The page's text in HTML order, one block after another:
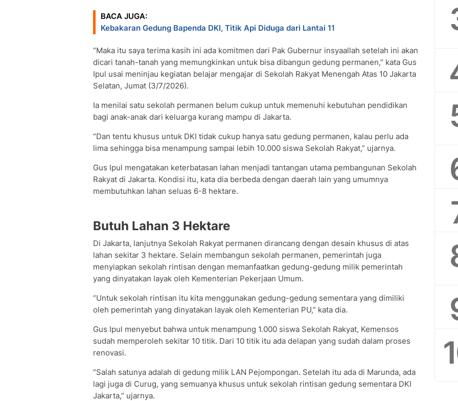
BACA JUGA:
Kebakaran Gedung Bapenda DKI, Titik Api Diduga dari Lantai 11
“Maka itu saya terima kasih ini ada komitmen dari Pak Gubernur insyaallah setelah ini akan
dicari tanah-tanah yang memungkinkan untuk bisa dibangun gedung permanen,” kata Gus
Ipul usai meninjau kegiatan belajar mengajar di Sekolah Rakyat Menengah Atas 10 Jakarta
Selatan, Jumat (3/7/2026).
Ia menilai satu sekolah permanen belum cukup untuk memenuhi kebutuhan pendidikan
bagi anak-anak dari keluarga kurang mampu di Jakarta.
“Dan tentu khusus untuk DKI tidak cukup hanya satu gedung permanen, kalau perlu ada
lima sehingga bisa menampung sampai lebih 10.000 siswa Sekolah Rakyat,” ujarnya.
Gus Ipul mengatakan keterbatasan lahan menjadi tantangan utama pembangunan Sekolah
Rakyat di Jakarta. Kondisi itu, kata dia berbeda dengan daerah lain yang umumnya
membutuhkan lahan seluas 6-8 hektare.
Butuh Lahan 3 Hektare
Di Jakarta, lanjutnya Sekolah Rakyat permanen dirancang dengan desain khusus di atas
lahan sekitar 3 hektare. Selain membangun sekolah permanen, pemerintah juga
menyiapkan sekolah rintisan dengan memanfaatkan gedung-gedung milik pemerintah
yang dinyatakan layak oleh Kementerian Pekerjaan Umum.
“Untuk sekolah rintisan itu kita menggunakan gedung-gedung sementara yang dimiliki
oleh pemerintah yang dinyatakan layak oleh Kementerian PU,” kata dia.
Gus Ipul menyebut bahwa untuk menampung 1.000 siswa Sekolah Rakyat, Kemensos
sudah memperoleh sekitar 10 titik. Dari 10 titik itu ada delapan yang sudah dalam proses
renovasi.
“Salah satunya adalah di gedung milik LAN Pejompongan. Setelah itu ada di Marunda, ada
lagi juga di Curug, yang semuanya khusus untuk sekolah rintisan gedung sementara DKI
Jakarta,” ujarnya.